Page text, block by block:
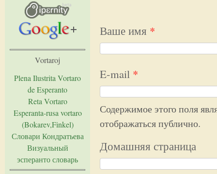
Ваше имя *
E-mail *
Содержимое этого поля
отображаться публично.
Домашняя страница
Vortaroj
Plena Ilustrita Vortaro
de Esperanto
Reta Vortaro
Esperanta-rusa vortaro
(Bokarev,Finkel)
Словари Кондратьева
Визуальный
эсперанто словарь